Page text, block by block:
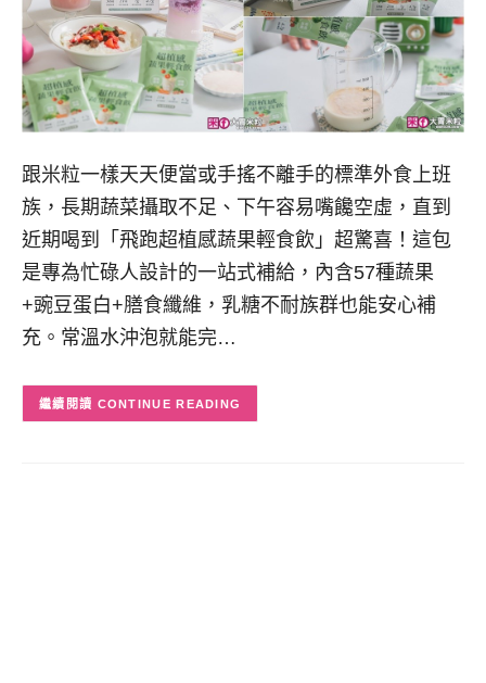
跟米粒一樣天天便當或手搖不離手的標準外食上班
族，長期蔬菜攝取不足、下午容易嘴饞空虛，直到
近期喝到「飛跑超植感蔬果輕食飲」超驚喜！這包
是專為忙碌人設計的一站式補給，內含57種蔬果
+豌豆蛋白+膳食纖維，乳糖不耐族群也能安心補
充。常溫水沖泡就能完…
CONTINUE READING